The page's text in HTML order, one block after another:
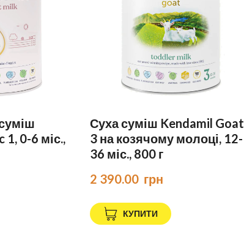
1, 0-6 міс.,
Суха суміш Kendamil Goat
3 на козячому молоці, 12-
36 міс., 800 г
2 390.00  грн
КУПИТИ